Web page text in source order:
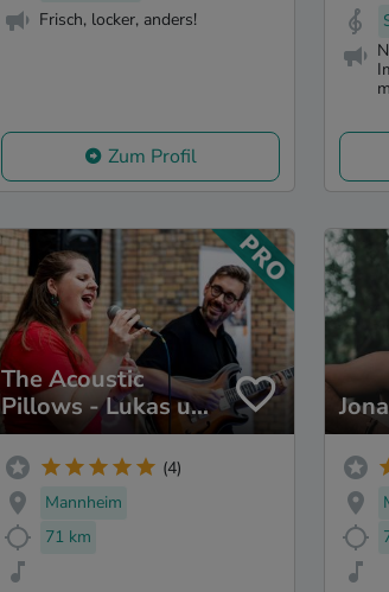
Frisch, locker, anders!
Zum Profil
The Acoustic
Pillows - Lukas und
Pia
(4)
Mannheim
71 km